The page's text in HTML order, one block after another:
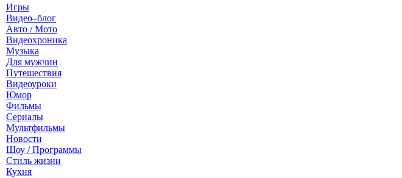
Игры
Видео–блог
Авто / Мото
Видеохроника
Музыка
Для мужчин
Путешествия
Видеоуроки
Юмор
Фильмы
Сериалы
Мультфильмы
Новости
Шоу / Программы
Стиль жизни
Кухня